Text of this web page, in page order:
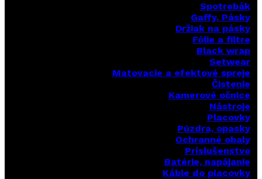
Spotrebák
Gaffy, Pásky
Držiak na pásky
Fólie a filtre
Black wrap
Setwear
Matovacie a efektové spreje
Čistenie
Kamerové očnice
Nástroje
Placovky
Púzdra, opasky
Ochranné obaly
Príslušenstvo
Batérie, napájanie
Káble do placovky